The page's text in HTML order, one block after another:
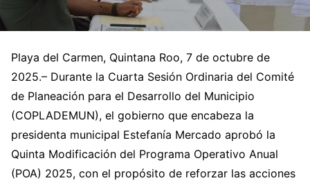
Playa del Carmen, Quintana Roo, 7 de octubre de
2025.– Durante la Cuarta Sesión Ordinaria del Comité
de Planeación para el Desarrollo del Municipio
(COPLADEMUN), el gobierno que encabeza la
presidenta municipal Estefanía Mercado aprobó la
Quinta Modificación del Programa Operativo Anual
(POA) 2025, con el propósito de reforzar las acciones